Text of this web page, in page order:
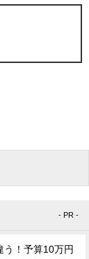
- PR -
う！予算10万円